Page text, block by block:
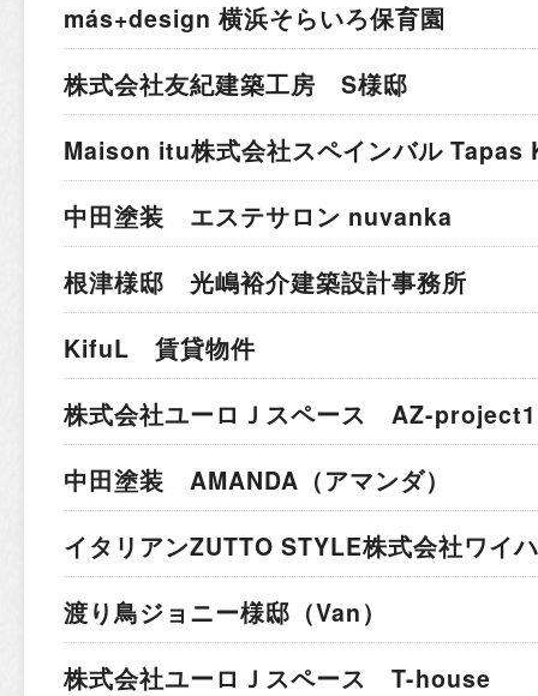
más+design 横浜そらいろ保育園
株式会社友紀建築工房 S様邸
Maison itu株式会社スペインバル
中田塗装 エステサロン nuvanka
根津様邸 光嶋裕介建築設計事務所
KifuL 賃貸物件
株式会社ユーロＪスペース AZ-project1
中田塗装 AMANDA（アマンダ）
イタリアンZUTTO STYLE株式会社ワイ
渡り鳥ジョニー様邸（Van）
株式会社ユーロＪスペース T-house